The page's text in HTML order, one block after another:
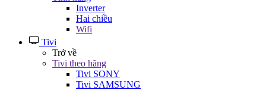
Inverter
Hai chiều
Wifi
Tivi
Trở về
Tivi theo hãng
Tivi SONY
Tivi SAMSUNG